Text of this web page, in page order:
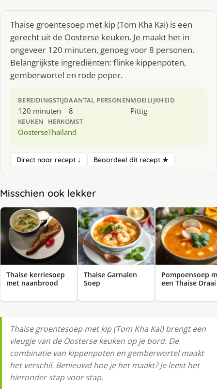
Thaise groentesoep met kip (Tom Kha Kai) is een
gerecht uit de Oosterse keuken. Je maakt het in
ongeveer 120 minuten, genoeg voor 8 personen.
Belangrijkste ingrediënten: flinke kippenpoten,
gemberwortel en rode peper.
BEREIDINGSTIJD
120 minuten
AANTAL PERSONEN
8
MOEILIJKHEID
Pittig
KEUKEN
Oosterse
HERKOMST
Thailand
Direct naar recept ↓ Beoordeel dit recept ★
Misschien ook lekker
Thaise kerriesoep
met naanbrood
Thaise Garnalen
Soep
Pompoensoep
een Thaise Draai
Thaise groentesoep met kip (Tom Kha Kai) brengt een
vleugje van de Oosterse keuken op je bord. De
combinatie van kippenpoten en gemberwortel maakt
het verschil. Benieuwd hoe je het maakt? Je leest het
hieronder stap voor stap.